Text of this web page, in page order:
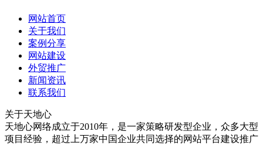
网站首页
关于我们
案例分享
网站建设
外贸推广
新闻资讯
联系我们
关于天地心
天地心网络成立于2010年，是一家策略研发型企业，众多大型
项目经验，超过上万家中国企业共同选择的网站平台建设推广